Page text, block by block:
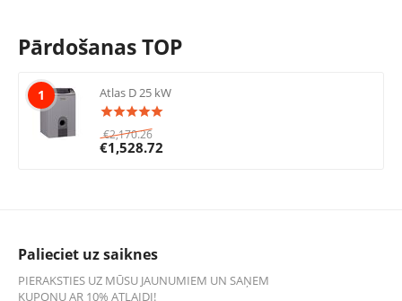
Pārdošanas TOP
1 Atlas D 25 kW
€2,170.26
€1,528.72
Palieciet uz saiknes
PIERAKSTIES UZ MŪSU JAUNUMIEM UN SAŅEM
KUPONU AR 10% ATLAIDI!